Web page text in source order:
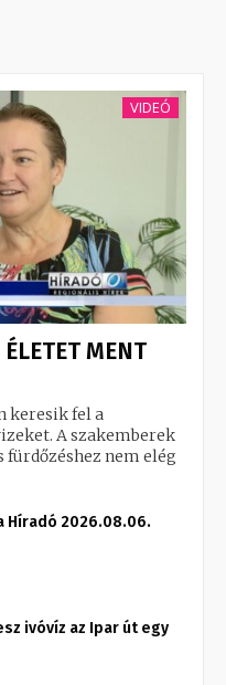
VIDEÓ
MENT
keresik fel a
A szakemberek
fürdőzéshez nem elég
Híradó 2026.08.06.
ivóvíz az Ipar út egy